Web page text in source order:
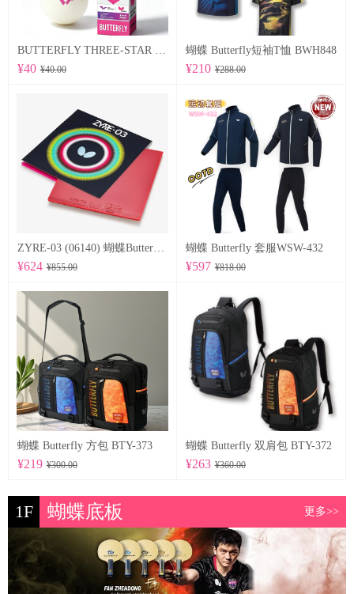
¥40 ¥40.00
蝴蝶 Butterfly短袖T恤 BWH848
¥210 ¥288.00
ZYRE-03 (06140) 蝴蝶Butterfly 专业反胶套胶
¥624 ¥855.00
蝴蝶 Butterfly 套服WSW-432
¥597 ¥818.00
蝴蝶 Butterfly 方包 BTY-373
¥219 ¥300.00
蝴蝶 Butterfly 双肩包 BTY-372
¥263 ¥360.00
1F 蝴蝶底板 更多>>